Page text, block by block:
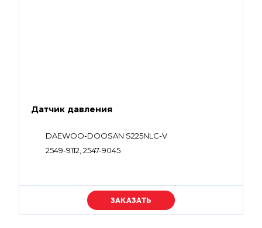
Датчик давления
DAEWOO-DOOSAN S225NLC-V
2549-9112, 2547-9045
Уточняйте цену